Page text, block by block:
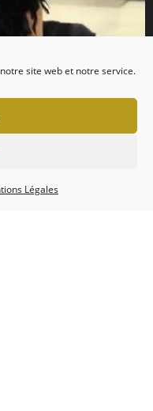
site web et notre service.
Légales